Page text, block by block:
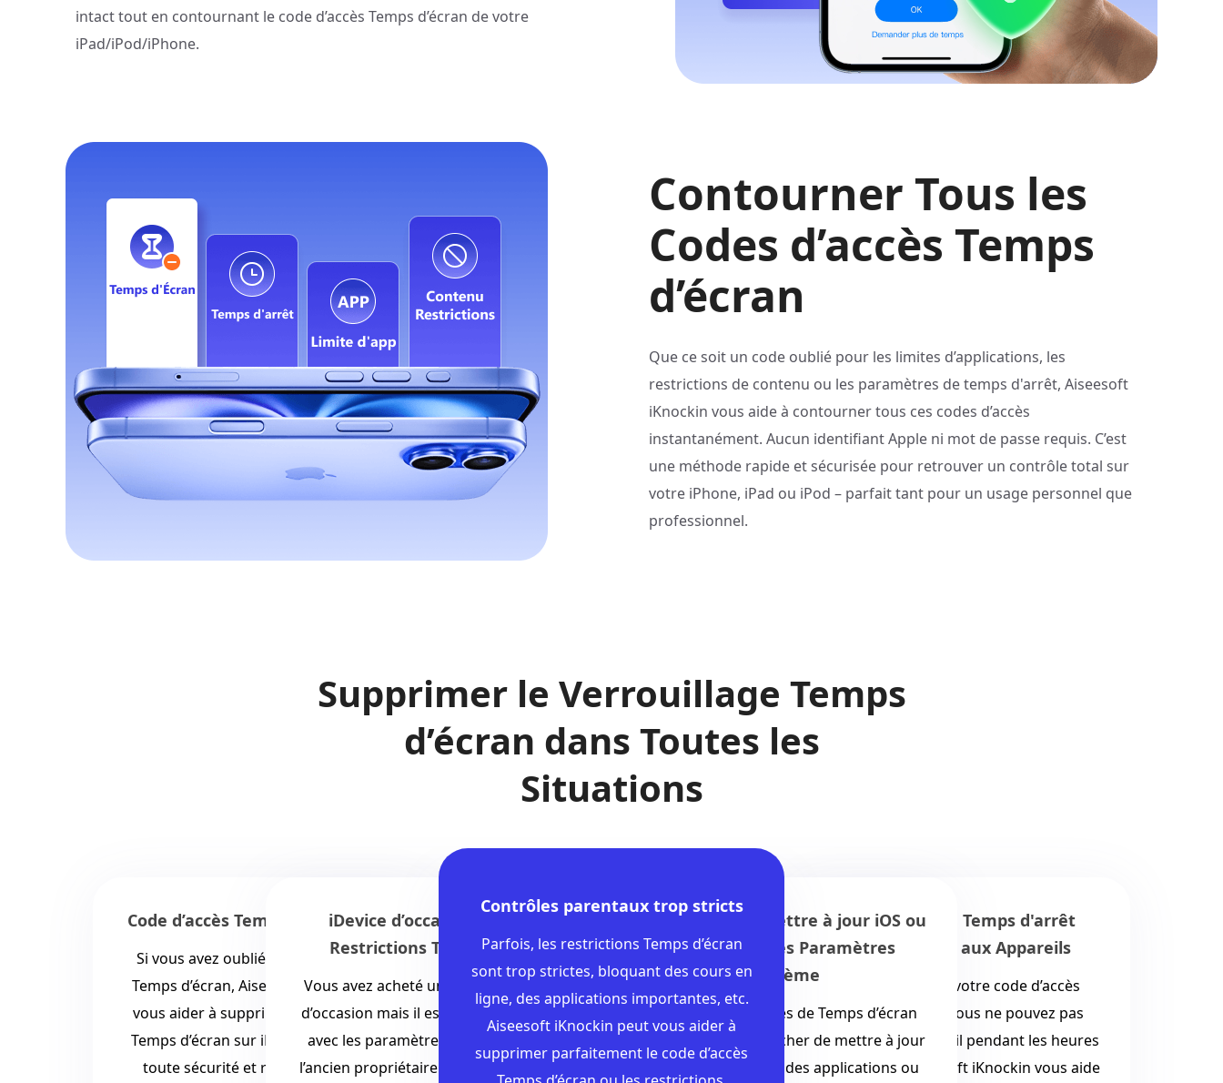
intact tout en contournant le code d’accès Temps d’écran de votre
iPad/iPod/iPhone.
Contourner Tous les
Codes d’accès Temps
d’écran
Que ce soit un code oublié pour les limites d’applications, les
restrictions de contenu ou les paramètres de temps d'arrêt, Aiseesoft
iKnockin vous aide à contourner tous ces codes d’accès
instantanément. Aucun identifiant Apple ni mot de passe requis. C’est
une méthode rapide et sécurisée pour retrouver un contrôle total sur
votre iPhone, iPad ou iPod – parfait tant pour un usage personnel que
professionnel.
Supprimer le Verrouillage Temps
d’écran dans Toutes les
Situations
iDevice d’occasion avec des
Restrictions Temps d’écran
Vous avez acheté un iPhone ou un iPad
d’occasion mais il est toujours verrouillé
avec les paramètres Temps d’écran de
l’ancien propriétaire ? Aiseesoft iKnockin
Contrôles parentaux trop stricts
Parfois, les restrictions Temps d’écran
sont trop strictes, bloquant des cours en
ligne, des applications importantes, etc.
Aiseesoft iKnockin peut vous aider à
supprimer parfaitement le code d’accès
Impossible de Mettre à jour iOS ou
de Modifier les Paramètres
Système
Certains paramètres de Temps d’écran
peuvent vous empêcher de mettre à jour
iOS, de télécharger des applications ou
La Fonction de Temps d'arrêt
bloque l'accès aux Appareils
Vous avez oublié votre code d’accès
Temps d'arrêt et vous ne pouvez pas
utiliser votre appareil pendant les heures
restreintes ? Aiseesoft iKnockin vous aide
Code d’accès Temps d’écran oublié
Si vous avez oublié votre code d’accès
Temps d’écran, Aiseesoft iKnockin peut
vous aider à supprimer le code d’accès
Temps d’écran sur iPhone/iPad/iPod en
toute sécurité et restaurer un accès